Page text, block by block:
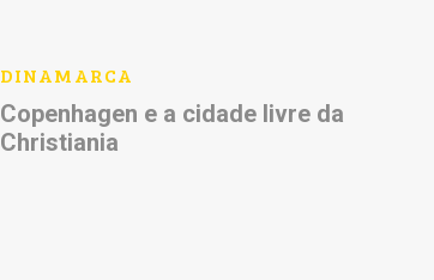
DINAMARCA
Copenhagen e a cidade livre da
Christiania